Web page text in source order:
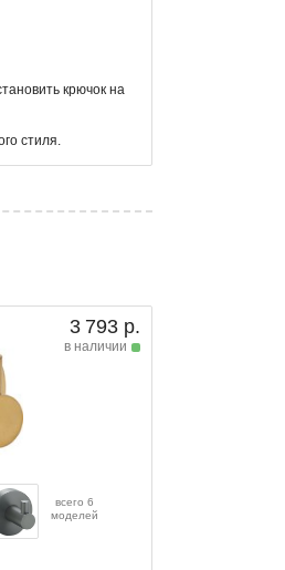
крючок на
стиля.
3 793 р.
в наличии
всего 6
моделей